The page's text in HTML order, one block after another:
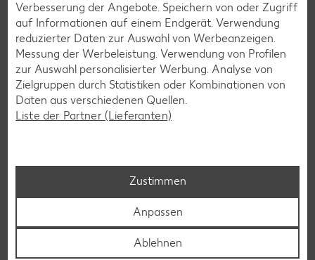
Wer auf Gluten verzichtet, muss nicht automatisch auf
Vielfalt und Geschmack verzichten. Ob süß oder herzhaft –
mit unseren glutenfreien Rezepten zauberst du dir Gerichte,
die nicht nur verträglich, sondern auch richtig lecker sind.
Rezepte entdecken
Verbesserung der Angebote. Speichern von oder Zugriff
auf Informationen auf einem Endgerät. Verwendung
reduzierter Daten zur Auswahl von Werbeanzeigen.
Messung der Werbeleistung. Verwendung von Profilen
zur Auswahl personalisierter Werbung. Analyse von
Zielgruppen durch Statistiken oder Kombinationen von
Daten aus verschiedenen Quellen.
Liste der Partner (Lieferanten)
Zustimmen
Anpassen
Ablehnen